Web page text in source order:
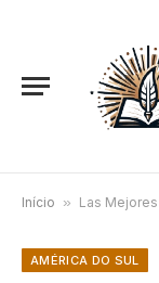
Início » Las Mejores
AMÉRICA DO SUL